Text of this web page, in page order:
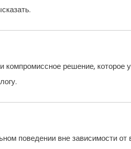
решение, которое
поведении вне зависимости от